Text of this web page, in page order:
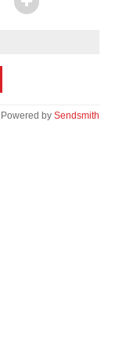
Powered by Sendsmith